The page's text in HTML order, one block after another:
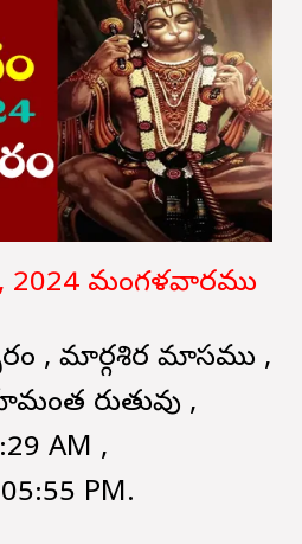
2024 మంగళవారము
, మార్గశిర మాసము ,
రుతువు ,
AM ,
PM.